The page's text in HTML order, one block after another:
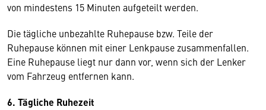
von mindestens 15 Minuten aufgeteilt werden.
Die tägliche unbezahlte Ruhepause bzw. Teile der
Ruhepause können mit einer Lenkpause zusammenfallen.
Eine Ruhepause liegt nur dann vor, wenn sich der Lenker
vom Fahrzeug entfernen kann.
6. Tägliche Ruhezeit